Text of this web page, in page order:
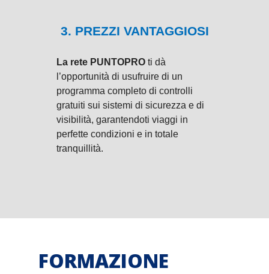
3. PREZZI VANTAGGIOSI
La rete PUNTOPRO ti dà
l’opportunità di usufruire di un
programma completo di controlli
gratuiti sui sistemi di sicurezza e di
visibilità, garantendoti viaggi in
perfette condizioni e in totale
tranquillità.
FORMAZIONE